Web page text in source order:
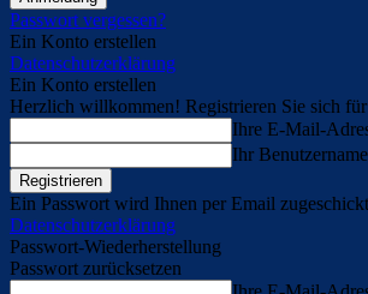
Passwort vergessen?
Ein Konto erstellen
Datenschutzerklärung
Ein Konto erstellen
Herzlich willkommen! Registrieren Sie sich
Ihre E-Mail-
Ihr Benutzername
Ein Passwort wird Ihnen per Email
Datenschutzerklärung
Passwort-Wiederherstellung
Passwort zurücksetzen